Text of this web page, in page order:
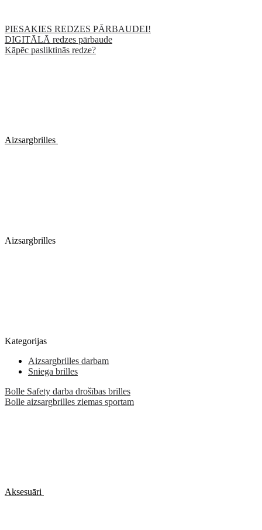
PIESAKIES REDZES PĀRBAUDEI!
DIGITĀLĀ redzes pārbaude
Kāpēc pasliktinās redze?
Aizsargbrilles
Aizsargbrilles
Kategorijas
Aizsargbrilles darbam
Sniega brilles
Bolle Safety darba drošības brilles
Bolle aizsargbrilles ziemas sportam
Aksesuāri